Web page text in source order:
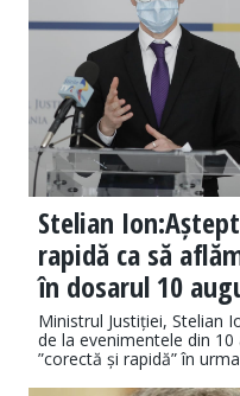
Stelian
rapidă ca să
în dosarul 10
Ministrul Justiției, Stelian
de la evenimentele din
”corectă și rapidă” în